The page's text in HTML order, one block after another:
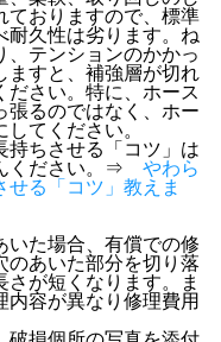
ておりますので、標準
耐久性は劣ります。ね
、テンションのかかっ
ますと、補強層が切れ
ださい。特に、ホース
張るのではなく、ホー
てください。
持ちさせる「コツ」は
ください。⇒ やわら
る「コツ」教えま
いた場合、有償での修
のあいた部分を切り落
さが短くなります。ま
内容が異なり修理費用